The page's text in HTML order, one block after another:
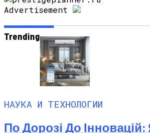
Advertisement
Trending
НАУКА И ТЕХНОЛОГИИ
По Дорозі До Інновацій: